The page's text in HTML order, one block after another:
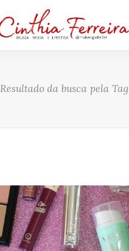
Resultado da busca pela Tag